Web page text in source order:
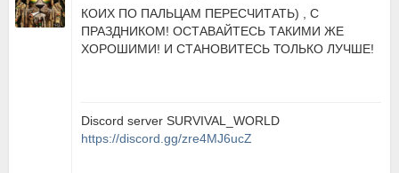
КОИХ ПО ПАЛЬЦАМ ПЕРЕСЧИТАТЬ) , С
ПРАЗДНИКОМ! ОСТАВАЙТЕСЬ ТАКИМИ ЖЕ
ХОРОШИМИ! И СТАНОВИТЕСЬ ТОЛЬКО ЛУЧШЕ!
Discord server SURVIVAL_WORLD
https://discord.gg/zre4MJ6ucZ